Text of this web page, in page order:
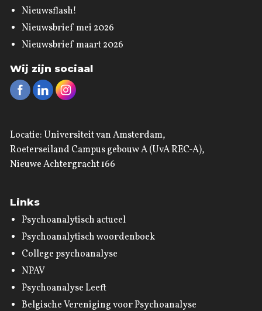
Nieuwsflash!
Nieuwsbrief mei 2026
Nieuwsbrief maart 2026
Wij zijn sociaal
Locatie: Universiteit van Amsterdam,
Roeterseiland Campus gebouw A (UvA REC-A),
Nieuwe Achtergracht 166
Links
Psychoanalytisch actueel
Psychoanalytisch woordenboek
College psychoanalyse
NPAV
Psychoanalyse Leeft
Belgische Vereniging voor Psychoanalyse